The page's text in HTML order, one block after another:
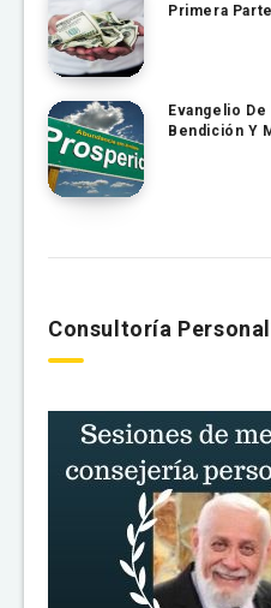
Primera
Evangelio
Bendición Y
Consultoría